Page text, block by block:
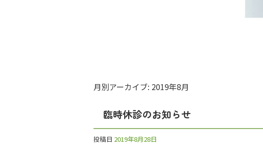
月別アーカイブ: 2019年8月
臨時休診のお知らせ
投稿日 2019年8月28日